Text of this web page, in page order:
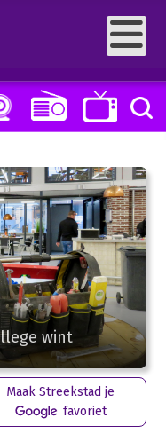
wint
Maak Streekstad je
favoriet